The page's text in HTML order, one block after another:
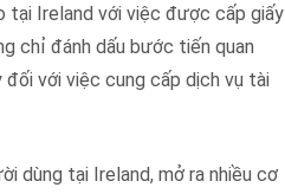
tại Ireland với việc được cấp giấy
chỉ đánh dấu bước tiến quan
với việc cung cấp dịch vụ tài
dùng tại Ireland, mở ra nhiều cơ